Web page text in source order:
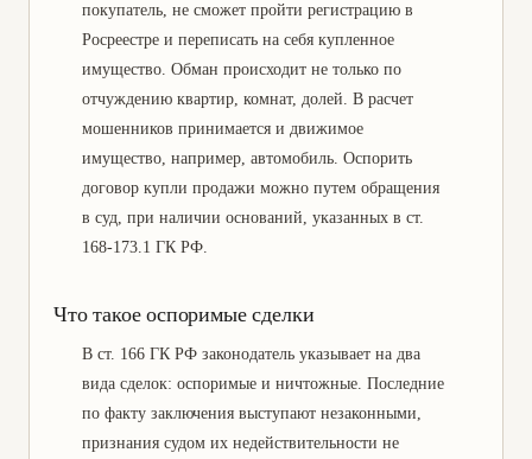
покупатель, не сможет пройти регистрацию в
Росреестре и переписать на себя купленное
имущество. Обман происходит не только по
отчуждению квартир, комнат, долей. В расчет
мошенников принимается и движимое
имущество, например, автомобиль. Оспорить
договор купли продажи можно путем обращения
в суд, при наличии оснований, указанных в ст.
168-173.1 ГК РФ.
Что такое оспоримые сделки
В ст. 166 ГК РФ законодатель указывает на два
вида сделок: оспоримые и ничтожные. Последние
по факту заключения выступают незаконными,
признания судом их недействительности не